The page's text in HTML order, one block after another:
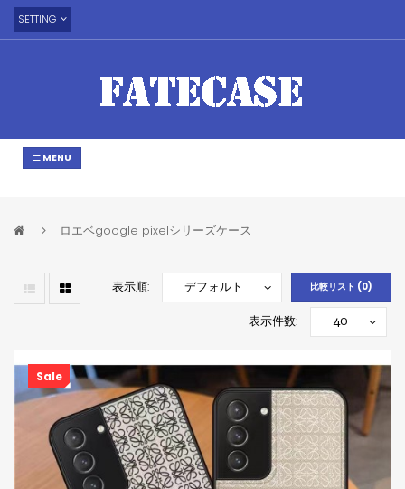
SETTING
MENU
ロエベgoogle pixelシリーズケース
比較リスト (0)
表示順:
表示件数:
Sale